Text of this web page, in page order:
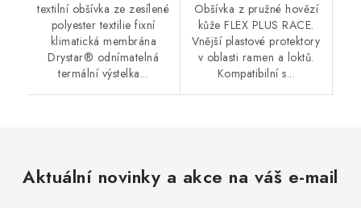
textilní obšívka ze zesílené
polyester textilie fixní
klimatická membrána
Drystar® odnímatelná
termální výstelka...
Obšívka z pružné hovězí
kůže FLEX PLUS RACE.
Vnější plastové protektory
v oblasti ramen a loktů.
Kompatibilní s...
Aktuální novinky a akce na váš e-mail